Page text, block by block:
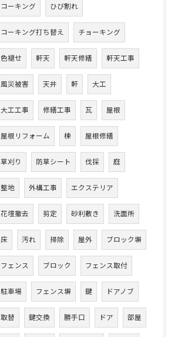
コーキング ひび割れ
コーキング打ち替え チョーキング
色褪せ 軒天 軒天修繕 軒天工事
風災被害 天井 軒 大工
大工工事 修繕工事 瓦 屋根
屋根リフォーム 棟 屋根修繕
草刈り 防草シート 伐採 庭
整地 外構工事 エクステリア
花壇撤去 剪定 砂利敷き 洗面所
床 汚れ 掃除 屋外 ブロック塀
フェンス ブロック フェンス取付
駐車場 フェンス塀 鍵 ドアノブ
取替 鍵交換 勝手口 ドア 部屋